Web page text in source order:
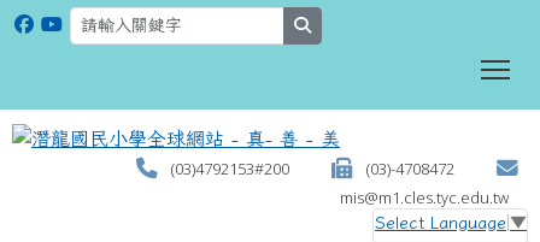
(03)4792153#200
(03)-4708472
mis@m1.cles.tyc.edu.tw
Select Language ▼